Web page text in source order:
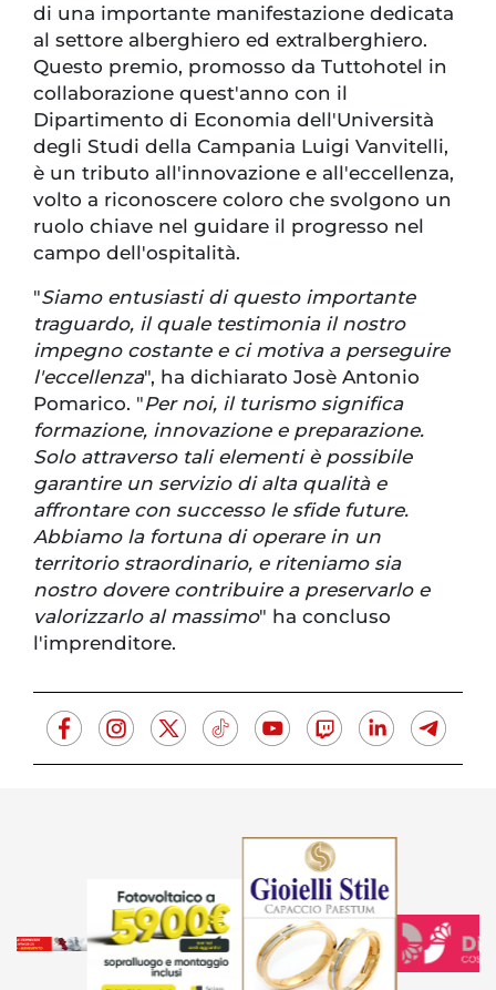
di una importante manifestazione dedicata
al settore alberghiero ed extralberghiero.
Questo premio, promosso da Tuttohotel in
collaborazione quest'anno con il
Dipartimento di Economia dell'Università
degli Studi della Campania Luigi Vanvitelli,
è un tributo all'innovazione e all'eccellenza,
volto a riconoscere coloro che svolgono un
ruolo chiave nel guidare il progresso nel
campo dell'ospitalità.
"Siamo entusiasti di questo importante
traguardo, il quale testimonia il nostro
impegno costante e ci motiva a perseguire
l'eccellenza", ha dichiarato Josè Antonio
Pomarico. "Per noi, il turismo significa
formazione, innovazione e preparazione.
Solo attraverso tali elementi è possibile
garantire un servizio di alta qualità e
affrontare con successo le sfide future.
Abbiamo la fortuna di operare in un
territorio straordinario, e riteniamo sia
nostro dovere contribuire a preservarlo e
valorizzarlo al massimo" ha concluso
l'imprenditore.